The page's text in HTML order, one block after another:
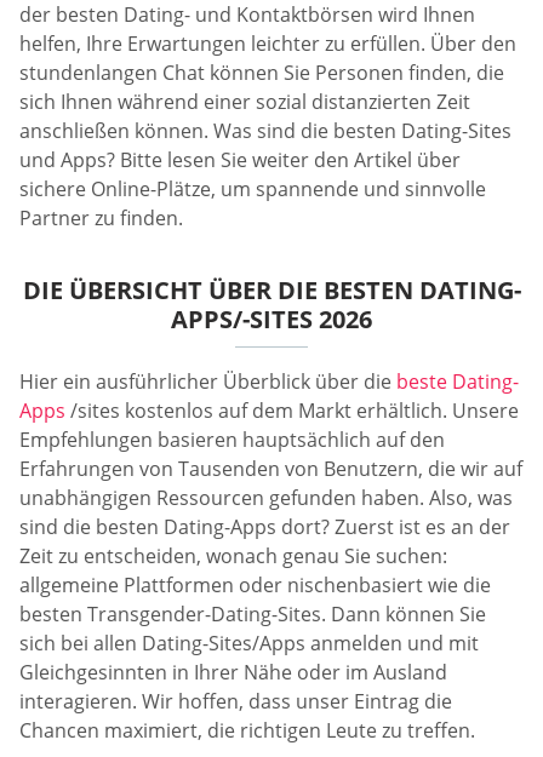
der besten Dating- und Kontaktbörsen wird Ihnen
helfen, Ihre Erwartungen leichter zu erfüllen. Über den
stundenlangen Chat können Sie Personen finden, die
sich Ihnen während einer sozial distanzierten Zeit
anschließen können. Was sind die besten Dating-Sites
und Apps? Bitte lesen Sie weiter den Artikel über
sichere Online-Plätze, um spannende und sinnvolle
Partner zu finden.
DIE ÜBERSICHT ÜBER DIE BESTEN DATING-
APPS/-SITES 2026
Hier ein ausführlicher Überblick über die beste Dating-
Apps /sites kostenlos auf dem Markt erhältlich. Unsere
Empfehlungen basieren hauptsächlich auf den
Erfahrungen von Tausenden von Benutzern, die wir auf
unabhängigen Ressourcen gefunden haben. Also, was
sind die besten Dating-Apps dort? Zuerst ist es an der
Zeit zu entscheiden, wonach genau Sie suchen:
allgemeine Plattformen oder nischenbasiert wie die
besten Transgender-Dating-Sites. Dann können Sie
sich bei allen Dating-Sites/Apps anmelden und mit
Gleichgesinnten in Ihrer Nähe oder im Ausland
interagieren. Wir hoffen, dass unser Eintrag die
Chancen maximiert, die richtigen Leute zu treffen.